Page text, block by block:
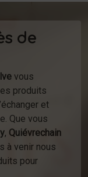
de
vous
produits
et
Que vous
, Quiévrechain
à venir nous
pour